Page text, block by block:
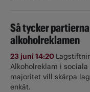
Så tycker
alkoholreklamen
23 juni 14:20
Alkoholreklam i
majoritet vill skärpa
enkät.